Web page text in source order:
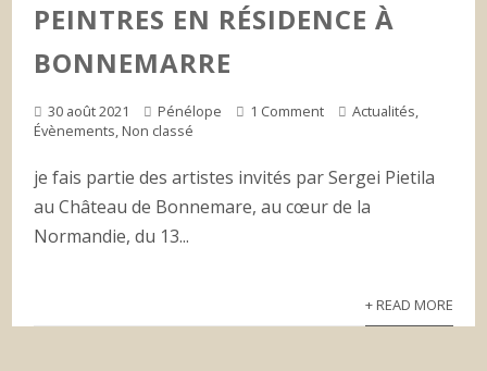
PEINTRES EN RÉSIDENCE À
BONNEMARRE
30 août 2021 Pénélope 1 Comment Actualités,
Évènements, Non classé
je fais partie des artistes invités par Sergei Pietila
au Château de Bonnemare, au cœur de la
Normandie, du 13...
+ READ MORE